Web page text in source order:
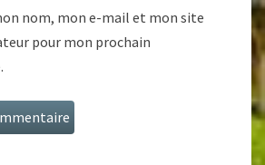
nom, mon e-mail et mon site
pour mon prochain